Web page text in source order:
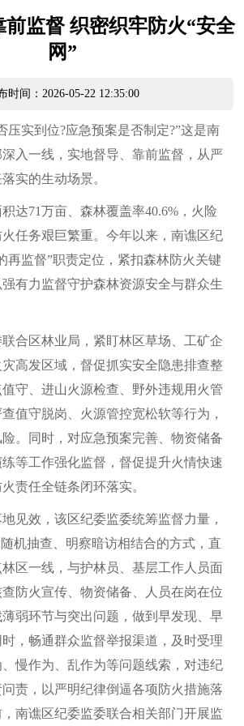
监督 织密织牢防火“安全
网”
时间：2026-05-22 12:35:00
压实到位?应急预案是否制定?”这是南
入一线，实地督导、靠前监督，从严
实的生动场景。
达71万亩、森林覆盖率40.6%，火险
任务艰巨繁重。今年以来，南谯区纪
再监督”职责定位，紧扣森林防火关键
有力监督守护森林资源安全与群众生
合区林业局，紧盯林区草场、工矿企
高发区域，督促抓实安全隐患排查整
守、进山火源检查、野外违规用火管
值守脱岗、火源管控宽松软等行为，
。同时，对应急预案完善、物资储备
等工作强化监督，督促提升火情快速
责任全链条闭环落实。
见效，该区纪委监委统筹监督力量，
机抽查、明察暗访相结合的方式，直
区一线，与护林员、基层工作人员面
防火宣传、物资储备、人员在岗在位
弱环节与突出问题，做到早发现、早
，畅通群众监督举报渠道，及时受理
慢作为、乱作为等问题线索，对违纪
责，以严明纪律倒逼各项防火措施落
南谯区纪委监委联合相关部门开展监